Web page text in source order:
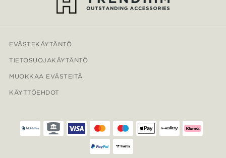
EVÄSTEKÄYTÄNTÖ
TIETOSUOJAKÄYTÄNTÖ
MUOKKAA EVÄSTEITÄ
KÄYTTÖEHDOT